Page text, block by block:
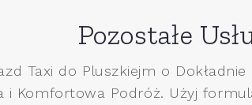
Pozostałe
Taxi do Pluszkiejm o
i Komfortowa Podróż. Użyj